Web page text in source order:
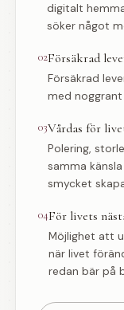
digitalt
söker något
02Försäkrad
Försäkrad
med
03Vårdas för
Polering,
samma
smycket
04För livets
Möjlighet att
när livet
redan bär på